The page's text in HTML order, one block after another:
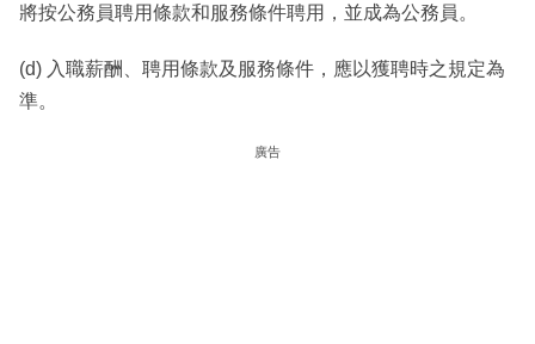
將按公務員聘用條款和服務條件聘用，並成為公務員。
(d) 入職薪酬、聘用條款及服務條件，應以獲聘時之規定為
準。
廣告